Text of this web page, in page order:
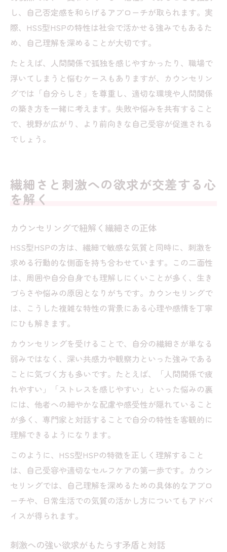
し、自己否定感を和らげるアプローチが取られます。実
際、HSS型HSPの特性は社会で活かせる強みでもあるた
め、自己理解を深めることが大切です。
たとえば、人間関係で孤独を感じやすかったり、職場で
浮いてしまうと悩むケースもありますが、カウンセリン
グでは「自分らしさ」を尊重し、適切な環境や人間関係
の築き方を一緒に考えます。失敗や悩みを共有すること
で、視野が広がり、より前向きな自己受容が促進される
でしょう。
繊細さと刺激への欲求が交差する心
を解く
カウンセリングで紐解く繊細さの正体
HSS型HSPの方は、繊細で敏感な気質と同時に、刺激を
求める行動的な側面を持ち合わせています。この二面性
は、周囲や自分自身でも理解しにくいことが多く、生き
づらさや悩みの原因となりがちです。カウンセリングで
は、こうした複雑な特性の背景にある心理や感情を丁寧
にひも解きます。
カウンセリングを受けることで、自分の繊細さが単なる
弱みではなく、深い共感力や観察力といった強みである
ことに気づく方も多いです。たとえば、「人間関係で疲
れやすい」「ストレスを感じやすい」といった悩みの裏
には、他者への細やかな配慮や感受性が隠れていること
が多く、専門家と対話することで自分の特性を客観的に
理解できるようになります。
このように、HSS型HSPの特徴を正しく理解すること
は、自己受容や適切なセルフケアの第一歩です。カウン
セリングでは、自己理解を深めるための具体的なアプロ
ーチや、日常生活での気質の活かし方についてもアドバ
イスが得られます。
刺激への強い欲求がもたらす矛盾と対話